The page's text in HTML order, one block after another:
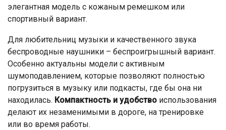
элегантная модель с кожаным ремешком или
спортивный вариант.
Для любительниц музыки и качественного звука
беспроводные наушники – беспроигрышный вариант.
Особенно актуальны модели с активным
шумоподавлением, которые позволяют полностью
погрузиться в музыку или подкасты, где бы она ни
находилась. Компактность и удобство использования
делают их незаменимыми в дороге, на тренировке
или во время работы.